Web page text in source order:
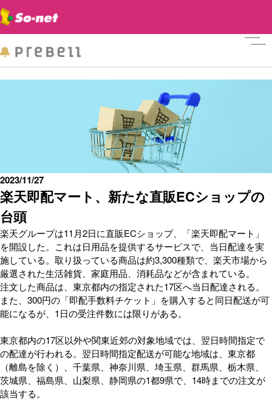
楽天即配マート、新たな直販ECショップの
台頭
2023/11/27
楽天グループは11月2日に直販ECショップ、「楽天即配マート」
を開設した。これは日用品を提供するサービスで、当日配達を実
施している。取り扱っている商品は約3,300種類で、楽天市場から
厳選された生活雑貨、家庭用品、消耗品などが含まれている。
注文した商品は、東京都内の指定された17区へ当日配達される。
また、300円の「即配手数料チケット」を購入すると同日配送が可
能になるが、1日の受注件数には限りがある。
東京都内の17区以外や関東近郊の対象地域では、翌日時間指定で
の配達が行われる。翌日時間指定配送が可能な地域は、東京都
（離島を除く）、千葉県、神奈川県、埼玉県、群馬県、栃木県、
茨城県、福島県、山梨県、静岡県の1都9県で、14時までの注文が
該当する。